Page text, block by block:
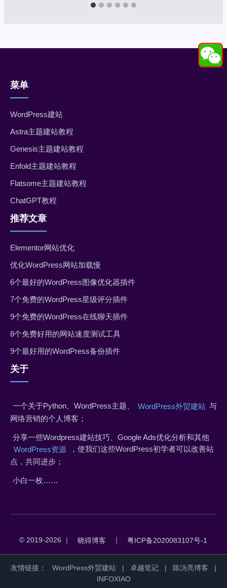
菜单
WordPress建站
Astra主题建站教程
Genesis主题建站教程
Enfold主题建站教程
Flatsome主题建站教程
ChatGPT教程
推荐文章
Elementor网站优化
优化WordPress网站加载慢
6个最好的WordPress图像优化器插件
7个免费的WordPress星级评分插件
9个免费的WordPress在线聊天插件
8个免费好用的网站速度测试工具
9个最好用的WordPress备份插件
关于
一个关于Python、WordPress主题、 WordPress外贸建站 与
网络营销的个人博客；
分享一些Wordpress建站技巧、Google Ads优化分析和其他
WordPress资源
，使我们这些WordPress初学者可以改善站
点，共同进步；
小白一枚……
© 2019-2026 ｜ 晓得博客 ｜ 粤ICP备2020083107号-1
友情链接： WordPress外贸建站 | 卓越笔记 | 陈沩亮博客
|
INFOXIAO